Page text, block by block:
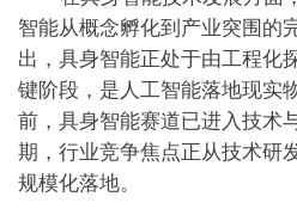
智能从概念孵化到产业突围的
出，具身智能正处于由工程化
键阶段，是人工智能落地现实
前，具身智能赛道已进入技术
期，行业竞争焦点正从技术研
规模化落地。